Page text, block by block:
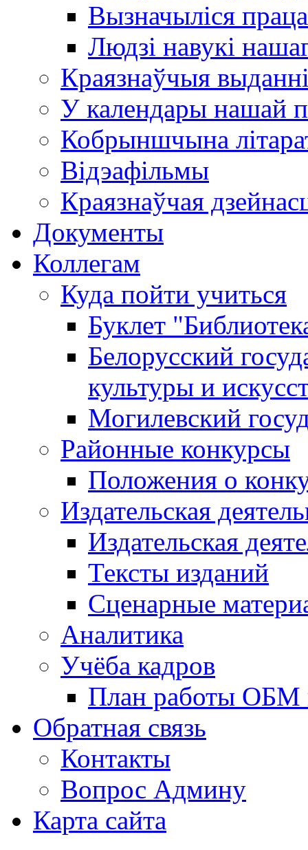
Вызначыліся
Людзі навукі
Краязнаўчыя
У календары нашай
Кобрыншчына
Відэафільмы
Краязнаўчая
Документы
Коллегам
Куда пойти учиться
Буклет
Белорусский
культуры и
Могилевский
Районные конкурсы
Положения о
Издательская
Издательская
Тексты изданий
Сценарные
Аналитика
Учёба кадров
План работы ОБМ
Обратная связь
Контакты
Вопрос Админу
Карта сайта